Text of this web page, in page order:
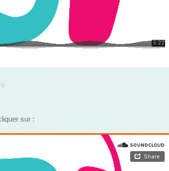
sur :